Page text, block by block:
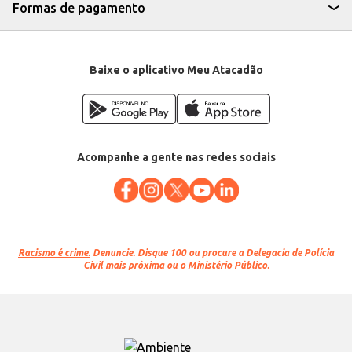
Formas de pagamento
Baixe o aplicativo Meu Atacadão
Acompanhe a gente nas redes sociais
Racismo é crime. Denuncie. Disque 100 ou procure a Delegacia de Polícia
Civil mais próxima ou o Ministério Público.